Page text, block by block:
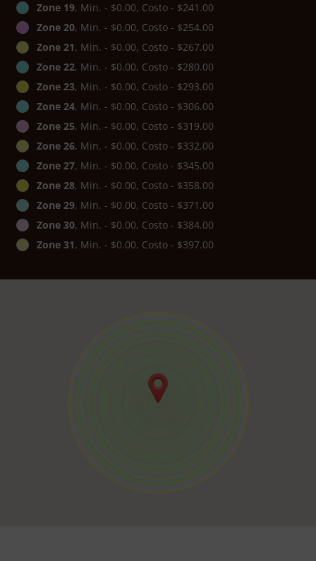
Zone 19, Min. - $0.00, Costo - $241.00
Zone 20, Min. - $0.00, Costo - $254.00
Zone 21, Min. - $0.00, Costo - $267.00
Zone 22, Min. - $0.00, Costo - $280.00
Zone 23, Min. - $0.00, Costo - $293.00
Zone 24, Min. - $0.00, Costo - $306.00
Zone 25, Min. - $0.00, Costo - $319.00
Zone 26, Min. - $0.00, Costo - $332.00
Zone 27, Min. - $0.00, Costo - $345.00
Zone 28, Min. - $0.00, Costo - $358.00
Zone 29, Min. - $0.00, Costo - $371.00
Zone 30, Min. - $0.00, Costo - $384.00
Zone 31, Min. - $0.00, Costo - $397.00